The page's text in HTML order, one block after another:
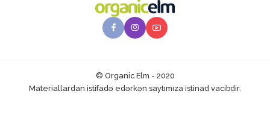
© Organic Elm - 2020
Materiallardan istifadə edərkən saytımıza istinad vacibdir.